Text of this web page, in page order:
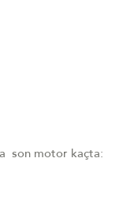
son motor kaçta: